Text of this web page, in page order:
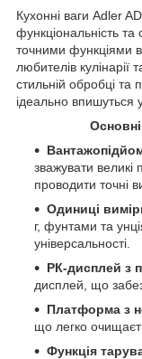
Кухонні ваги Adler
функціональність
точними функціями
любителів кулінарії
стильній обробці та
ідеально впишуться
зважувати великі
проводити точні
Одиниці
г, фунтами та
універсальності.
РК-дисплей з
дисплей, що
Платформа з
що легко
Функція